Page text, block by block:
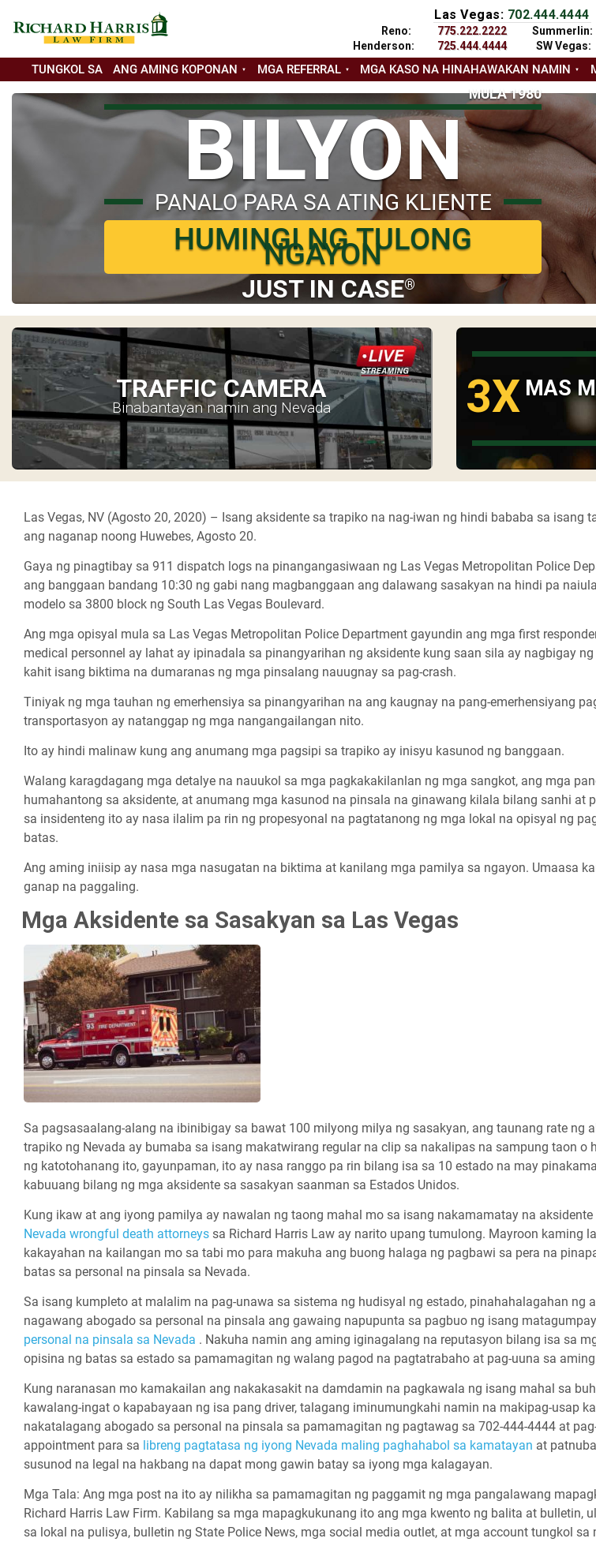
Las Vegas: 702.444.4444
Reno:
775.222.2222
Henderson:
725.444.4444
Summerlin:
SW Vegas:
TUNGKOL SA ANG AMING KOPONAN MGA REFERRAL MGA KASO NA HINAHAWAKAN NAMIN
MULA 1980
BILYON
PANALO PARA SA ATING KLIENTE
HUMINGI NG TULONG
NGAYON
JUST IN CASE®
TRAFFIC CAMERA
Binabantayan namin ang Nevada 3X MAS
Las Vegas, NV (Agosto 20, 2020) – Isang aksidente sa trapiko na nag-iwan ng hindi bababa sa isang
ang naganap noong Huwebes, Agosto 20.
Gaya ng pinagtibay sa 911 dispatch logs na pinangangasiwaan ng Las Vegas Metropolitan Police
ang banggaan bandang 10:30 ng gabi nang magbanggaan ang dalawang sasakyan na hindi pa
modelo sa 3800 block ng South Las Vegas Boulevard.
Ang mga opisyal mula sa Las Vegas Metropolitan Police Department gayundin ang mga first
medical personnel ay lahat ay ipinadala sa pinangyarihan ng aksidente kung saan sila ay nagbigay ng
kahit isang biktima na dumaranas ng mga pinsalang nauugnay sa pag-crash.
Tiniyak ng mga tauhan ng emerhensiya sa pinangyarihan na ang kaugnay na pang-emerhensiyang
transportasyon ay natanggap ng mga nangangailangan nito.
Ito ay hindi malinaw kung ang anumang mga pagsipi sa trapiko ay inisyu kasunod ng banggaan.
Walang karagdagang mga detalye na nauukol sa mga pagkakakilanlan ng mga sangkot, ang mga
humahantong sa aksidente, at anumang mga kasunod na pinsala na ginawang kilala bilang sanhi at
sa insidenteng ito ay nasa ilalim pa rin ng propesyonal na pagtatanong ng mga lokal na opisyal ng
batas.
Ang aming iniisip ay nasa mga nasugatan na biktima at kanilang mga pamilya sa ngayon. Umaasa
ganap na paggaling.
Mga Aksidente sa Sasakyan sa Las Vegas
Sa pagsasaalang-alang na ibinibigay sa bawat 100 milyong milya ng sasakyan, ang taunang rate ng
trapiko ng Nevada ay bumaba sa isang makatwirang regular na clip sa nakalipas na sampung taon o
ng katotohanang ito, gayunpaman, ito ay nasa ranggo pa rin bilang isa sa 10 estado na may
kabuuang bilang ng mga aksidente sa sasakyan saanman sa Estados Unidos.
Kung ikaw at ang iyong pamilya ay nawalan ng taong mahal mo sa isang nakamamatay na aksidente
Nevada wrongful death attorneys sa Richard Harris Law ay narito upang tumulong. Mayroon kaming
kakayahan na kailangan mo sa tabi mo para makuha ang buong halaga ng pagbawi sa pera na
batas sa personal na pinsala sa Nevada.
Sa isang kumpleto at malalim na pag-unawa sa sistema ng hudisyal ng estado, pinahahalagahan ng
nagawang abogado sa personal na pinsala ang gawaing napupunta sa pagbuo ng isang
personal na pinsala sa Nevada . Nakuha namin ang aming iginagalang na reputasyon bilang isa sa
opisina ng batas sa estado sa pamamagitan ng walang pagod na pagtatrabaho at pag-uuna sa
Kung naranasan mo kamakailan ang nakakasakit na damdamin na pagkawala ng isang mahal sa
kawalang-ingat o kapabayaan ng isa pang driver, talagang iminumungkahi namin na makipag-usap
nakatalagang abogado sa personal na pinsala sa pamamagitan ng pagtawag sa 702-444-4444 at
appointment para sa libreng pagtatasa ng iyong Nevada maling paghahabol sa kamatayan at
susunod na legal na hakbang na dapat mong gawin batay sa iyong mga kalagayan.
Mga Tala: Ang mga post na ito ay nilikha sa pamamagitan ng paggamit ng mga pangalawang
Richard Harris Law Firm. Kabilang sa mga mapagkukunang ito ang mga kwento ng balita at bulletin,
sa lokal na pulisya, bulletin ng State Police News, mga social media outlet, at mga account tungkol sa